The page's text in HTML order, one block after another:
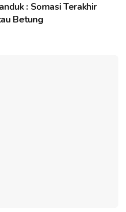
: Somasi Terakhir
Betung